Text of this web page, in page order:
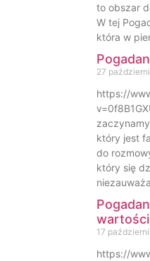
to obszar
W tej
która w
27
https://
który jest
do
który się
wartości
17
https://